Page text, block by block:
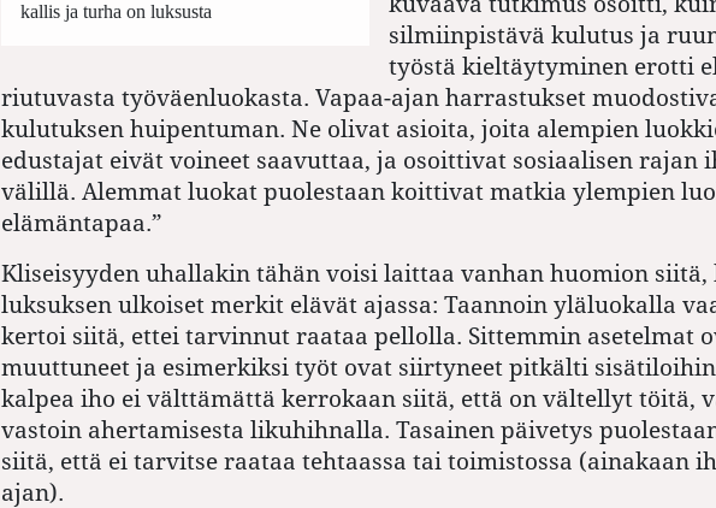
kallis ja turha on luksusta
silmiinpistävä kulutus ja
työstä kieltäytyminen erotti
riutuvasta työväenluokasta. Vapaa-ajan harrastukset
kulutuksen huipentuman. Ne olivat asioita, joita alempien
edustajat eivät voineet saavuttaa, ja osoittivat sosiaalisen rajan
välillä. Alemmat luokat puolestaan koittivat matkia ylempien
elämäntapaa.”
Kliseisyyden uhallakin tähän voisi laittaa vanhan huomion siitä,
luksuksen ulkoiset merkit elävät ajassa: Taannoin yläluokalla
kertoi siitä, ettei tarvinnut raataa pellolla. Sittemmin asetelmat
muuttuneet ja esimerkiksi työt ovat siirtyneet pitkälti
kalpea iho ei välttämättä kerrokaan siitä, että on vältellyt töitä,
vastoin ahertamisesta likuhihnalla. Tasainen päivetys
siitä, että ei tarvitse raataa tehtaassa tai toimistossa (ainakaan
ajan).